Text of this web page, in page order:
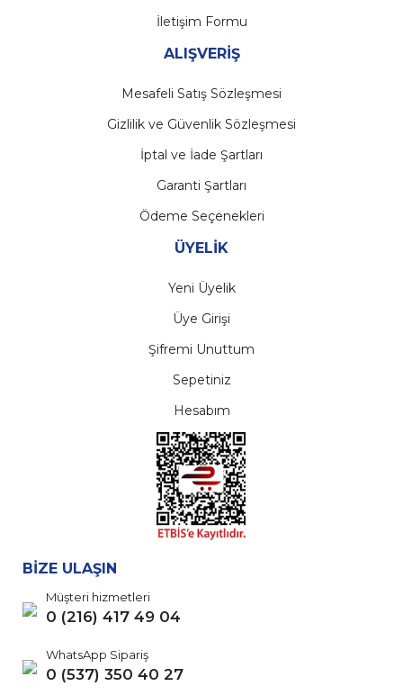
İletişim Formu
ALIŞVERİŞ
Mesafeli Satış Sözleşmesi
Gizlilik ve Güvenlik Sözleşmesi
İptal ve İade Şartları
Garanti Şartları
Ödeme Seçenekleri
ÜYELİK
Yeni Üyelik
Üye Girişi
Şifremi Unuttum
Sepetiniz
Hesabım
BİZE ULAŞIN
Müşteri hizmetleri
0 (216) 417 49 04
WhatsApp Sipariş
0 (537) 350 40 27